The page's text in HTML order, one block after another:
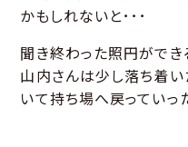
かもしれないと･･･
聞き終わった照円ができ
山内さんは少し落ち着い
いて持ち場へ戻っていっ